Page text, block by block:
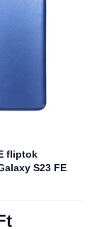
fliptok
S23 FE